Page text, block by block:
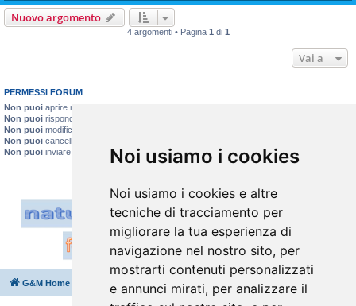
Noi usiamo i cookies
Noi usiamo i cookies e altre
tecniche di tracciamento per
migliorare la tua esperienza di
navigazione nel nostro sito, per
mostrarti contenuti personalizzati
e annunci mirati, per analizzare il
Nuovo argomento
4 argomenti • Pagina 1di 1
Vai a
PERMESSI FORUM
Non puoi aprire nuovi argomenti
Non puoi rispondere negli argomenti
Non puoi modificare i tuoi messaggi
Non puoi cancellare i tuoi messaggi
Non puoi inviare allegati
G&M Home Tutti gli orari sonoUTC+02:00
Cancella cookie